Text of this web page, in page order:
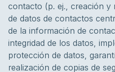
contacto (p. ej., creación y
de datos de contactos
de la información de
integridad de los datos,
protección de datos,
realización de copias de